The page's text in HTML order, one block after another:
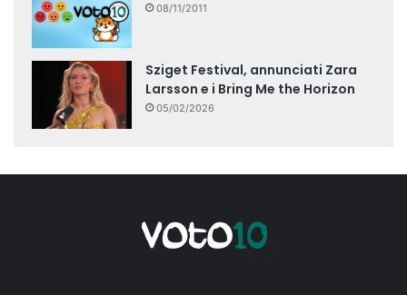
08/11/2011
Sziget Festival, annunciati Zara
Larsson e i Bring Me the Horizon
05/02/2026